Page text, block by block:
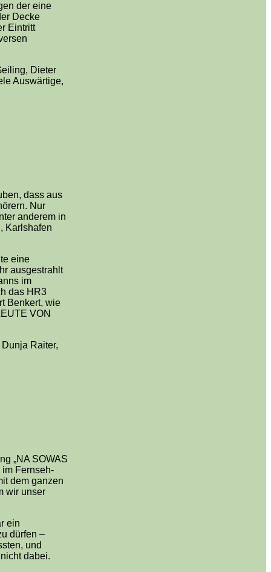
der eine
Decke
Eintritt
Dieter
Auswärtige,
dass aus
Nur
anderem in
Karlshafen
eine
ausgestrahlt
im
das HR3
Benkert, wie
VON
Raiter,
„NA SOWAS
im Fernseh-
dem ganzen
wir unser
ein
dürfen –
und
dabei.